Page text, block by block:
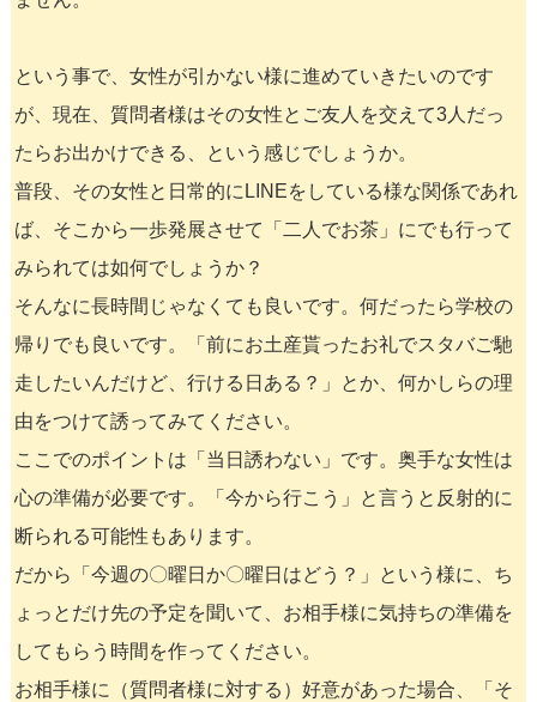
という事で、女性が引かない様に進めていきたいのです
が、現在、質問者様はその女性とご友人を交えて3人だっ
たらお出かけできる、という感じでしょうか。
普段、その女性と日常的にLINEをしている様な関係であれ
ば、そこから一歩発展させて「二人でお茶」にでも行って
みられては如何でしょうか？
そんなに長時間じゃなくても良いです。何だったら学校の
帰りでも良いです。「前にお土産貰ったお礼でスタバご馳
走したいんだけど、行ける日ある？」とか、何かしらの理
由をつけて誘ってみてください。
ここでのポイントは「当日誘わない」です。奥手な女性は
心の準備が必要です。「今から行こう」と言うと反射的に
断られる可能性もあります。
だから「今週の〇曜日か〇曜日はどう？」という様に、ち
ょっとだけ先の予定を聞いて、お相手様に気持ちの準備を
してもらう時間を作ってください。
お相手様に（質問者様に対する）好意があった場合、「そ